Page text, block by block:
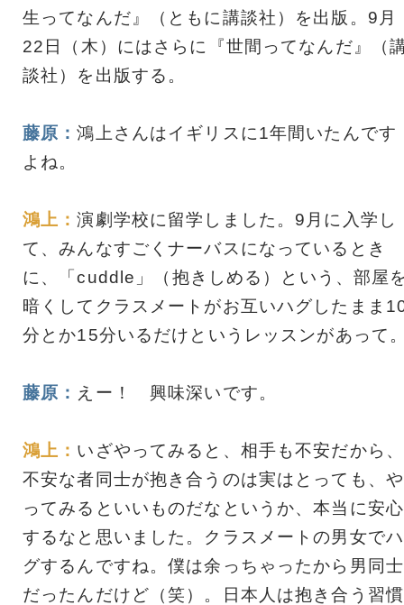
生ってなんだ』（ともに講談社）を出版。9月
22日（木）にはさらに『世間ってなんだ』（
談社）を出版する。
藤原：鴻上さんはイギリスに1年間いたんです
よね。
鴻上：演劇学校に留学しました。9月に入学し
て、みんなすごくナーバスになっているとき
に、「cuddle」（抱きしめる）という、部屋
暗くしてクラスメートがお互いハグしたまま
分とか15分いるだけというレッスンがあって
藤原： えー！ 興味深いです。
鴻上： いざやってみると、相手も不安だから、
不安な者同士が抱き合うのは実はとっても、や
ってみるといいものだなというか、本当に安心
するなと思いました。クラスメートの男女でハ
グするんですね。僕は余っちゃったから男同士
だったんだけど（笑）。日本人は抱き合う習慣